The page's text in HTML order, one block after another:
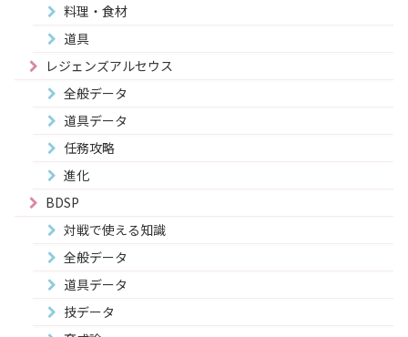
料理・食材
道具
レジェンズアルセウス
全般データ
道具データ
任務攻略
進化
BDSP
対戦で使える知識
全般データ
道具データ
技データ